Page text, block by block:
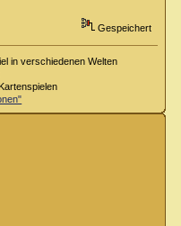
Gespeichert
in verschiedenen Welten